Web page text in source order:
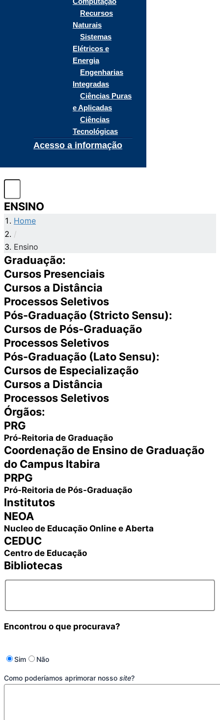
Recursos
Naturais
Sistemas
Elétricos e
Energia
Engenharias
Integradas
Ciências Puras
e Aplicadas
Ciências
Tecnológicas
Acesso a informação
ENSINO
Home
/
Ensino
Graduação:
Cursos Presenciais
Cursos a Distância
Processos Seletivos
Pós-Graduação (Stricto Sensu):
Cursos de Pós-Graduação
Processos Seletivos
Pós-Graduação (Lato Sensu):
Cursos de Especialização
Cursos a Distância
Processos Seletivos
Órgãos:
PRG
Pró-Reitoria de Graduação
Coordenação de Ensino de Graduação
do Campus Itabira
PRPG
Pró-Reitoria de Pós-Graduação
Institutos
NEOA
Nucleo de Educação Online e Aberta
CEDUC
Centro de Educação
Bibliotecas
Encontrou o que procurava?
Sim Não
Como poderíamos aprimorar nosso site?